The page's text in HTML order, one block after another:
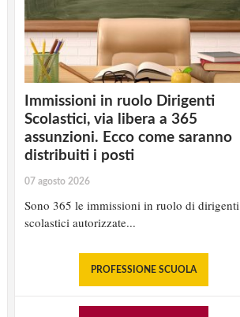
Immissioni in ruolo Dirigenti
Scolastici, via libera a 365
assunzioni. Ecco come saranno
distribuiti i posti
07 agosto 2026
Sono 365 le immissioni in ruolo di dirigenti
scolastici autorizzate...
PROFESSIONE SCUOLA